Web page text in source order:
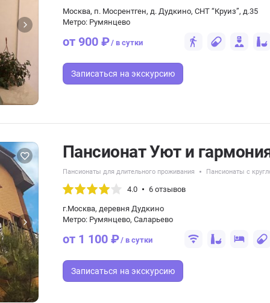
Москва, п. Мосрентген, д. Дудкино, СНТ “Круиз”, д.35
Метро: Румянцево
от 900 ₽/ в сутки
Записаться на экскурсию
Пансионат Уют и
Пансионаты для длительного проживания Пансионаты с
4.0 6 отзывов
г.Москва, деревня Дудкино
Метро: Румянцево, Саларьево
от 1 100 ₽/ в сутки
Записаться на экскурсию